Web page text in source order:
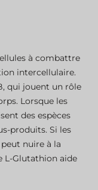
à combattre
intercellulaire.
qui jouent un rôle
Lorsque les
des espèces
produits. Si les
nuire à la
L-Glutathion aide